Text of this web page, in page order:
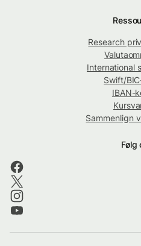
Research
International
Swift/
IBAN-
Sammenlign
Følg